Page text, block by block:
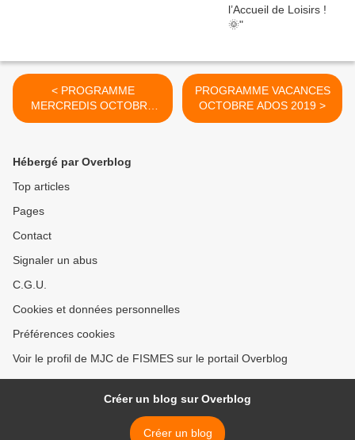
< PROGRAMME
MERCREDIS OCTOBRE
2019
PROGRAMME VACANCES
OCTOBRE ADOS 2019 >
Hébergé par Overblog
Top articles
Pages
Contact
Signaler un abus
C.G.U.
Cookies et données personnelles
Préférences cookies
Voir le profil de MJC de FISMES sur le portail Overblog
Créer un blog sur Overblog
Créer un blog